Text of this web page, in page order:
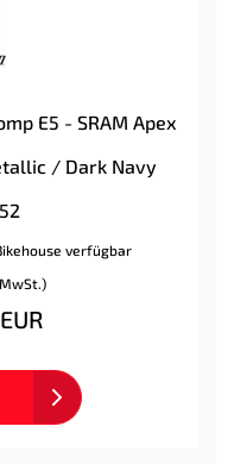
E5 - SRAM Apex
/ Dark Navy
verfügbar